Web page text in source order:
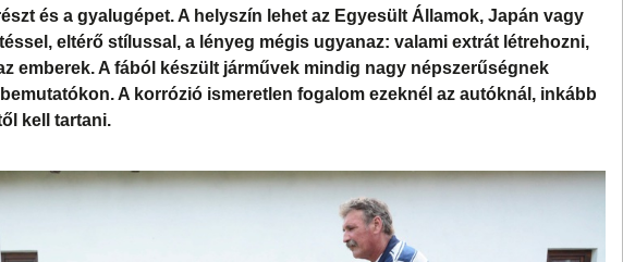
és a gyalugépet. A helyszín lehet az Egyesült Államok, Japán vagy
eltérő stílussal, a lényeg mégis ugyanaz: valami extrát létrehozni,
emberek. A fából készült járművek mindig nagy népszerűségnek
A korrózió ismeretlen fogalom ezeknél az autóknál, inkább
kell tartani.